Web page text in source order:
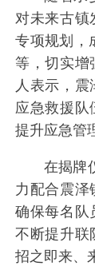
对未来古镇
专项规划，
等，切实增
人表示，
应急救援队
提升应急管
在揭牌
力配合震泽
确保每名队
不断提升联
招之即来、